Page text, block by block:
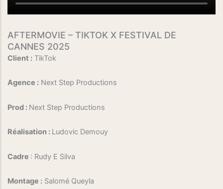
AFTERMOVIE – TIKTOK X FESTIVAL DE
CANNES 2025
Client : TikTok
Agence : Next Step Productions
Prod : Next Step Productions
Réalisation : Ludovic Demouy
Cadre : Rudy E Silva
Montage : Salomé Queyla